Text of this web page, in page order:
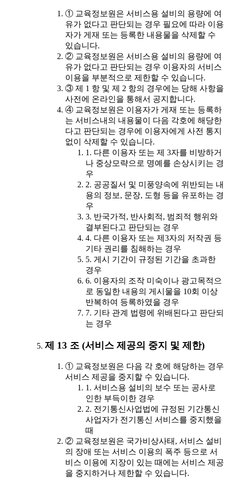
① 교육정보원은 서비스용 설비의 용량에 여
유가 없다고 판단되는 경우 필요에 따라 이용
자가 게재 또는 등록한 내용물을 삭제할 수
있습니다.
② 교육정보원은 서비스용 설비의 용량에 여
유가 없다고 판단되는 경우 이용자의 서비스
이용을 부분적으로 제한할 수 있습니다.
③ 제 1 항 및 제 2 항의 경우에는 당해 사항을
사전에 온라인을 통해서 공지합니다.
④ 교육정보원은 이용자가 게재 또는 등록하
는 서비스내의 내용물이 다음 각호에 해당한
다고 판단되는 경우에 이용자에게 사전 통지
없이 삭제할 수 있습니다.
1. 다른 이용자 또는 제 3자를 비방하거
나 중상모략으로 명예를 손상시키는 경
우
2. 공공질서 및 미풍양속에 위반되는 내
용의 정보, 문장, 도형 등을 유포하는 경
우
3. 반국가적, 반사회적, 범죄적 행위와
결부된다고 판단되는 경우
4. 다른 이용자 또는 제3자의 저작권 등
기타 권리를 침해하는 경우
5. 게시 기간이 규정된 기간을 초과한
경우
6. 이용자의 조작 미숙이나 광고목적으
로 동일한 내용의 게시물을 10회 이상
반복하여 등록하였을 경우
7. 기타 관계 법령에 위배된다고 판단되
는 경우
제 13 조 (서비스 제공의 중지 및 제한)
① 교육정보원은 다음 각 호에 해당하는 경우
서비스 제공을 중지할 수 있습니다.
1. 서비스용 설비의 보수 또는 공사로
인한 부득이한 경우
2. 전기통신사업법에 규정된 기간통신
사업자가 전기통신 서비스를 중지했을
때
② 교육정보원은 국가비상사태, 서비스 설비
의 장애 또는 서비스 이용의 폭주 등으로 서
비스 이용에 지장이 있는 때에는 서비스 제공
을 중지하거나 제한할 수 있습니다.